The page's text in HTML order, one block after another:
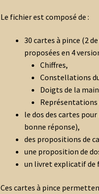
Le fichier est composé de :
30 cartes à pince (2
proposées en 4
Chiffres,
Constellations
Doigts de la
Représentations
le dos des cartes
bonne réponse),
des propositions de
une proposition de
un livret explicatif de
Ces cartes à pince